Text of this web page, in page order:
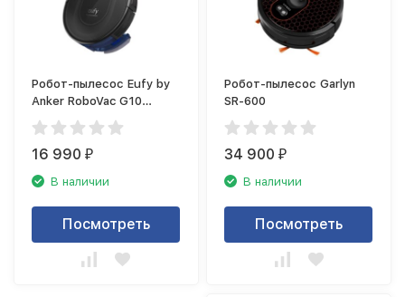
Робот-пылесос Eufy by
Anker RoboVac G10
(T2150)
16 990₽
В наличии
Посмотреть
Робот-пылесос Garlyn
SR-600
34 900₽
В наличии
Посмотреть